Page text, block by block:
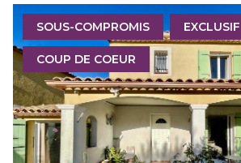
SOUS-COMPROMIS EXCLUSIF
COUP DE COEUR